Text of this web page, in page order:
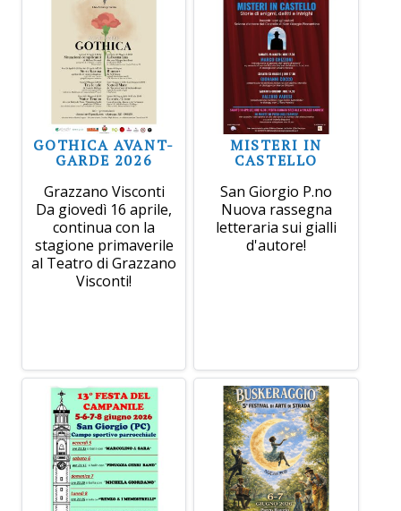
GOTHICA AVANT-
GARDE 2026
Grazzano Visconti
Da giovedì 16 aprile,
continua con la
stagione primaverile
al Teatro di Grazzano
Visconti!
MISTERI IN
CASTELLO
San Giorgio P.no
Nuova rassegna
letteraria sui gialli
d'autore!